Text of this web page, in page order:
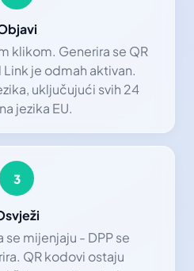
klikom. Generira se QR
Link je odmah aktivan.
uključujući svih 24
jezika EU.
3
mijenjaju - DPP se
QR kodovi ostaju